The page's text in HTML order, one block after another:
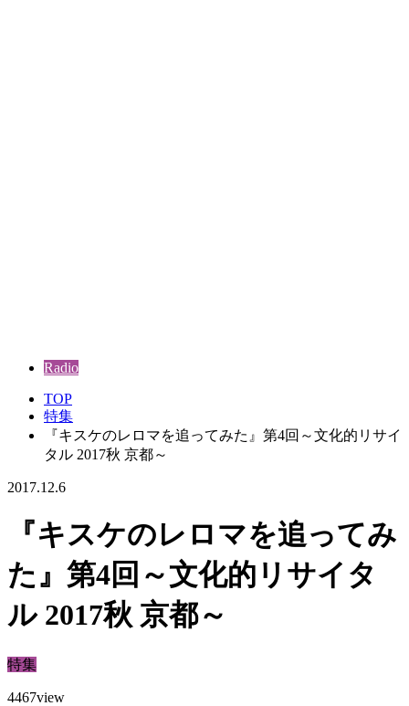
Radio
TOP
特集
『キスケのレロマを追ってみた』第4回～文化的リサイ
タル 2017秋 京都～
2017.12.6
『キスケのレロマを追ってみ
た』第4回～文化的リサイタ
ル 2017秋 京都～
特集
4467view